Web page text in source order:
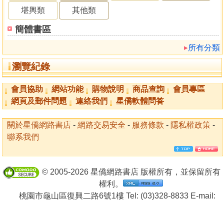
堪輿類 其他類
簡體書區
所有分類
瀏覽紀錄
會員協助 網站功能 購物說明 商品查詢
會員專區
網頁及郵件問題
連絡我們 星僑軟體問答
關於星僑網路書店 - 網路交易安全 - 服務條款 - 隱私權政策 -
聯系我們
© 2005-2026 星僑網路書店 版權所有，並保留所有
權利。
桃園市龜山區復興二路6號1樓 Tel: (03)328-8833 E-mail: